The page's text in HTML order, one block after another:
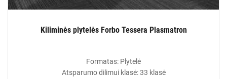
Kiliminės plytelės Forbo Tessera Plasmatron
Formatas: Plytelė
Atsparumo dilimui klasė: 33 klasė